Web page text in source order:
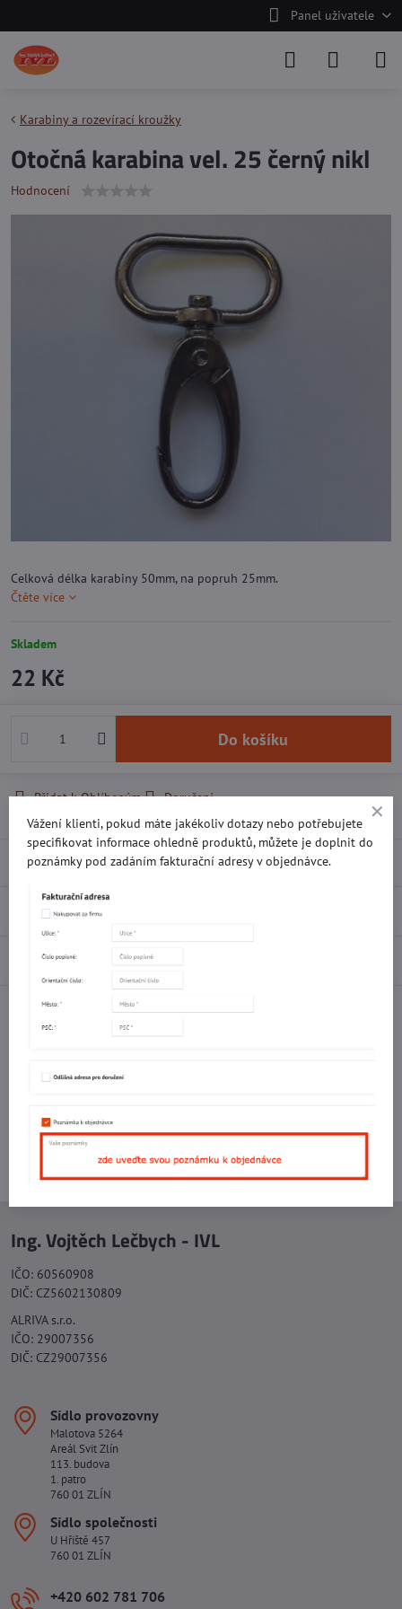
Panel uživatele
Karabiny a rozevírací kroužky
Otočná karabina vel. 25 černý nikl
Hodnocení
Celková délka karabiny 50mm, na popruh 25mm.
Čtěte více
Skladem
22 Kč
Do košíku
Přidat k Oblíbeným Doručení
Popis
Recenze 0
Diskuse 0
Twitter
Potřebujete poradit s objednávkou?
+420 577 523 563
Ing. Vojtěch Lečbych - IVL
IČO: 60560908
DIČ: CZ5602130809
ALRIVA s.r.o.
IČO: 29007356
DIČ: CZ29007356
Sídlo provozovny
Malotova 5264
Areál Svit Zlín
113. budova
1. patro
760 01 ZLÍN
Sídlo společnosti
U Hřiště 457
760 01 ZLÍN
+420 602 781 706
Vážení klienti, pokud máte jakékoliv dotazy nebo potřebujete
specifikovat informace ohledně produktů, můžete je doplnit do
poznámky pod zadáním fakturační adresy v objednávce.